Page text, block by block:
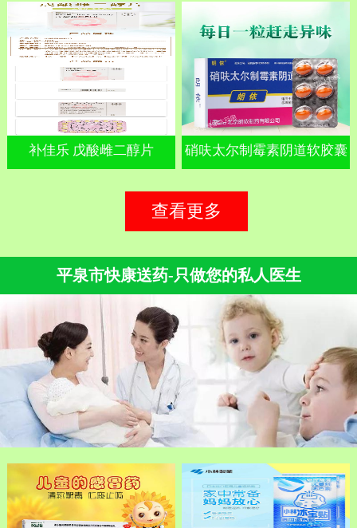
补佳乐 戊酸雌二醇片 硝呋太尔制霉素阴道软胶囊
查看更多
平泉市快康送药-只做您的私人医生